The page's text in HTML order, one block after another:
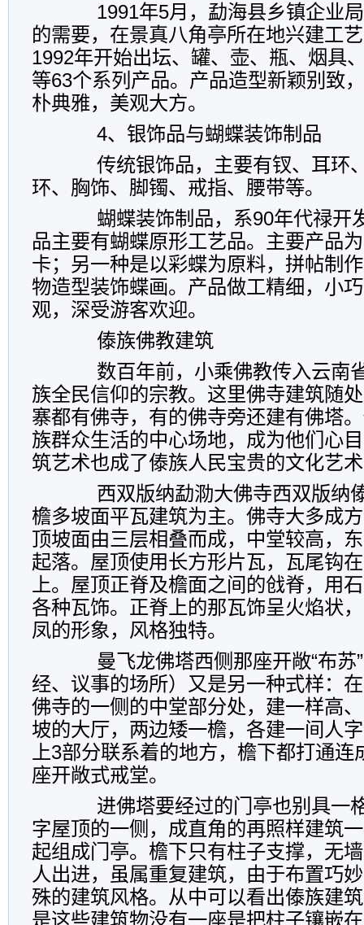
1991年5月，勐海县乡镇企业局
的需要，在景真八角亭所在地兴建工
1992年开始出坛、罐、壶、瓶、烟具
等63个系列产品。产品造型新颖别致
朴典雅，美观大方。
4、银饰品与蝴蝶装饰制品
传统银饰品，主要有钗、耳环
环、胸饰、脚镯、戒指、腰带等。
蝴蝶装饰制品，系90年代禄开
品主要有蝴蝶原形工艺品。主要产品
卡；另一种是以彩蝶为原料，拼帖制
物造型装饰蝶画。产品做工精细，小
观，深受游客欢迎。
傣族佛教建筑
数百年前，小乘佛教传入云南
族全民信仰的宗教。这里佛寺建筑随
寨都有佛寺，有的佛寺旁还建有佛塔
族群众生活的中心场地，成为他们心
筑艺术也成了傣族人民宝贵的文化艺
西双版纳勐泐大佛寺西双版纳
檐多坡面平瓦建筑为主。佛寺大多成
顶坡面由三层相叠而成，中堂较高，
起落。屋顶使用长方形片瓦，瓦尾钩
上。屋顶正脊及檐面之间的戗脊，用
各种瓦饰。正脊上的那瓦饰呈火焰状
凤的形象，风格独特。
曼飞龙佛塔西侧那座开敞“布苏”
经、议事的场所）又是另一种式样：
佛寺的一侧的中堂部分处，建一样高
坡的大厅，两边矮一檐，各建一间人
上3部分联系着的地方，檐下都打通
座开敞式戒堂。
进佛塔要经过的门亭也别具一
字屋顶的一侧，成直角的再照样建筑
起组成门亭。檐下只有柱子支撑，无
人出进，虽属重复建筑，由于布置巧
殊的建筑风格。从中可以看出傣族建
是这些建筑物没有一座是把柱子镶嵌